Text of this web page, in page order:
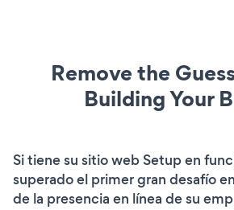
Remove the
Building Your
Si tiene su sitio web Setup en
superado el primer gran desafío
de la presencia en línea de su